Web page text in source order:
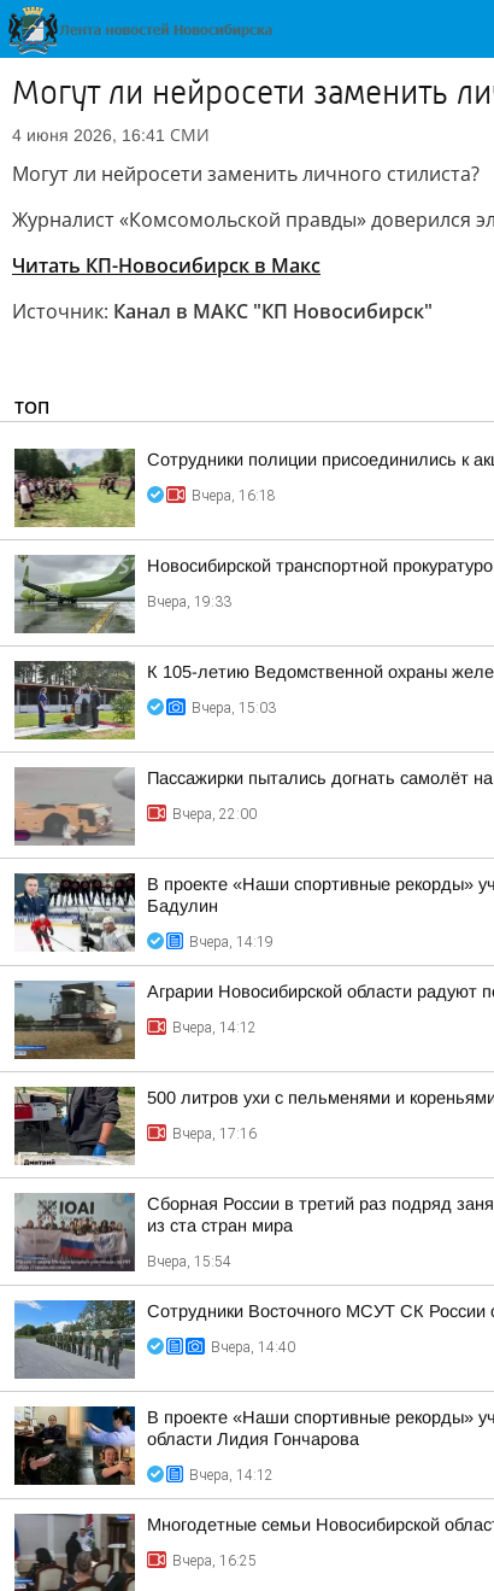
Могут ли нейросети заменить
4 июня 2026, 16:41 СМИ
Могут ли нейросети заменить личного стилиста?
Журналист «Комсомольской правды» доверился
Читать КП-Новосибирск в Mакс
Источник: Канал в МАКС "КП Новосибирск"
ТОП
Сотрудники полиции присоединились к
Вчера, 16:18
Новосибирской транспортной
Вчера, 19:33
К 105-летию Ведомственной охраны
Вчера, 15:03
Пассажирки пытались догнать самолёт
Вчера, 22:00
В проекте «Наши спортивные рекорды»
Бадулин
Вчера, 14:19
Аграрии Новосибирской области радуют
Вчера, 14:12
500 литров ухи с пельменями и
Вчера, 17:16
Сборная России в третий раз подряд
из ста стран мира
Вчера, 15:54
Сотрудники Восточного МСУТ СК России
Вчера, 14:40
В проекте «Наши спортивные рекорды»
области Лидия Гончарова
Вчера, 14:12
Многодетные семьи Новосибирской
Вчера, 16:25